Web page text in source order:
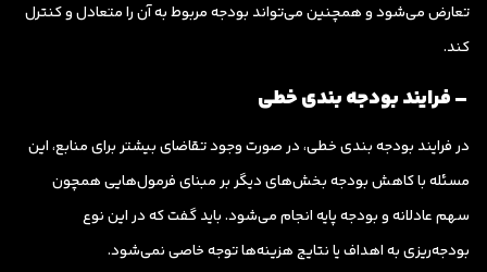
تعارض می‌شود و همچنین می‌تواند بودجه مربوط به آن را متعادل و کنترل
کند.
– فرایند بودجه بندی خطی
در فرایند بودجه بندی خطی، در صورت وجود تقاضای بیشتر برای منابع، این
مسئله با کاهش بودجه بخش‌های دیگر بر مبنای فرمول‌هایی همچون
سهم عادلانه و بودجه پایه انجام می‌شود. باید گفت که در این نوع
بودجه‌ریزی به اهداف یا نتایج هزینه‌ها توجه خاصی نمی‌شود.